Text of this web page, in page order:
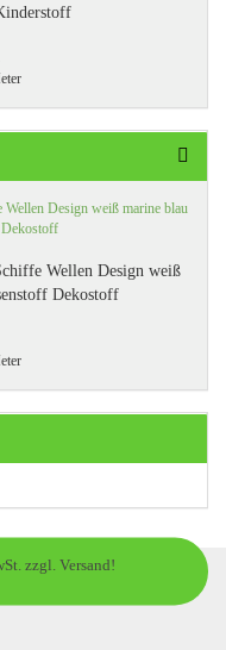
Wellen Design weiß
Dekostoff
zzgl. Versand!